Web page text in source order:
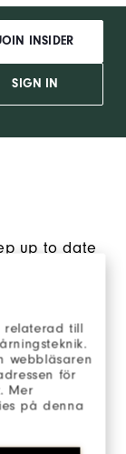
relaterad till
webbläsaren
för
Mer
på denna
INSIDER
SIGN IN
up to date